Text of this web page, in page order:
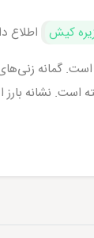
کیش اطلاع
هم وجود فسیل